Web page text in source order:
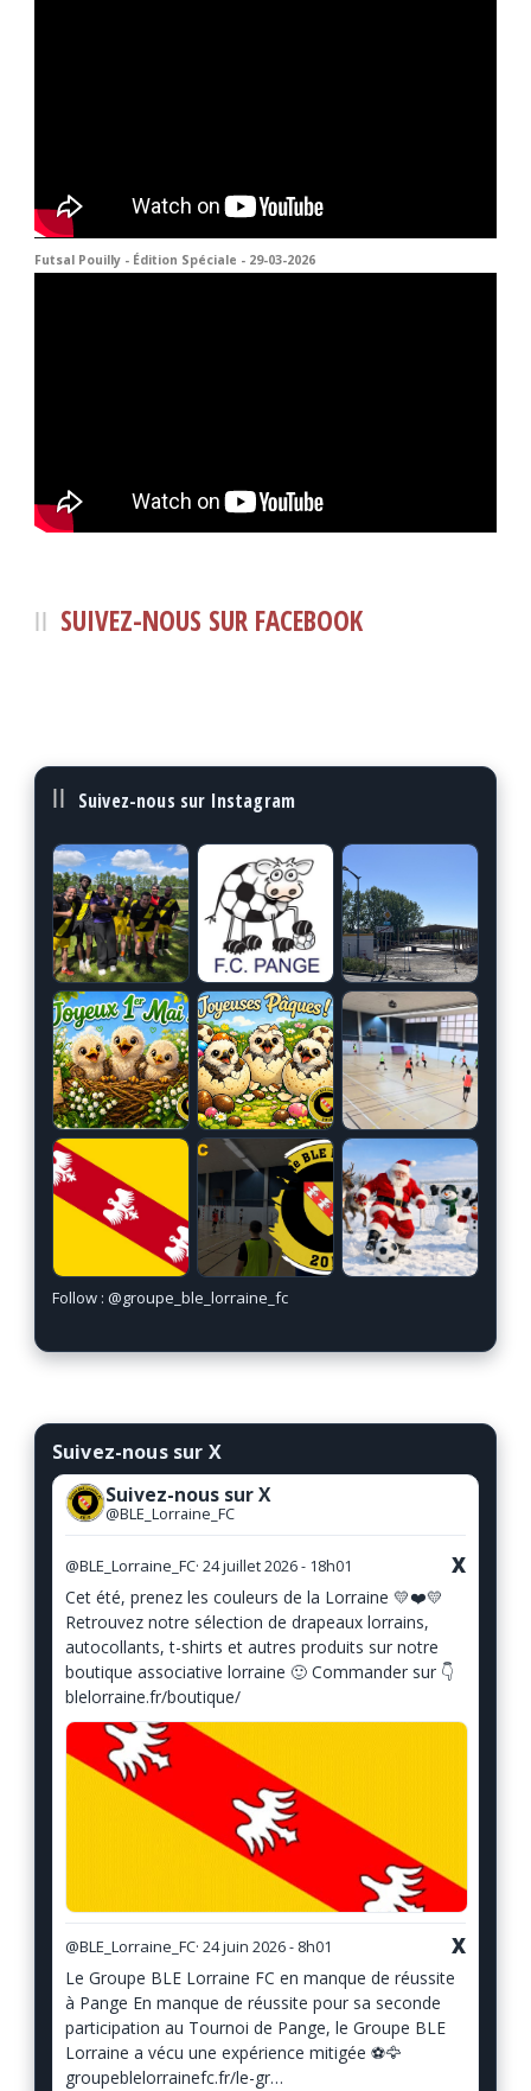
Futsal Pouilly - Édition Spéciale - 29-03-2026
SUIVEZ-NOUS SUR FACEBOOK
Suivez-nous sur Instagram
Follow : @groupe_ble_lorraine_fc
Suivez-nous sur X
Suivez-nous sur X
@BLE_Lorraine_FC
@BLE_Lorraine_FC· 24 juillet 2026 - 18h01 X
Cet été, prenez les couleurs de la Lorraine 💛❤️💛
Retrouvez notre sélection de drapeaux lorrains,
autocollants, t-shirts et autres produits sur notre
boutique associative lorraine 🙂 Commander sur 👇
blelorraine.fr/boutique/
@BLE_Lorraine_FC· 24 juin 2026 - 8h01 X
Le Groupe BLE Lorraine FC en manque de réussite
à Pange En manque de réussite pour sa seconde
participation au Tournoi de Pange, le Groupe BLE
Lorraine a vécu une expérience mitigée ⚽️🦅
groupeblelorrainefc.fr/le-gr…